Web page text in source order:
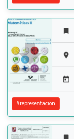




#representacion